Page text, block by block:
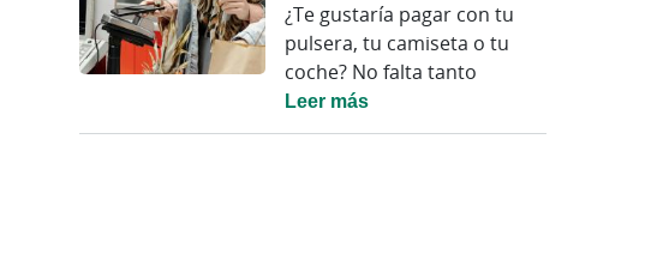
¿Te gustaría pagar con tu
pulsera, tu camiseta o tu
coche? No falta tanto
Leer más